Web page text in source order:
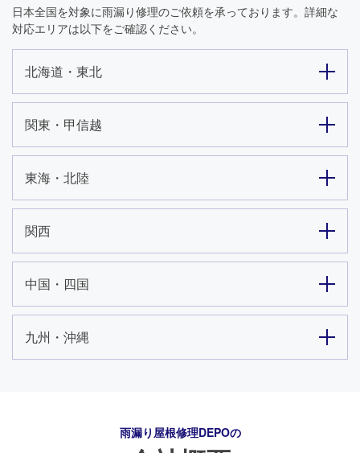
050-1883-0629
日本全国を対象に雨漏り修理のご依頼を承っております。詳細な
対応エリアは以下をご確認ください。
北海道・東北
関東・甲信越
東海・北陸
関西
中国・四国
九州・沖縄
雨漏り屋根修理DEPOの